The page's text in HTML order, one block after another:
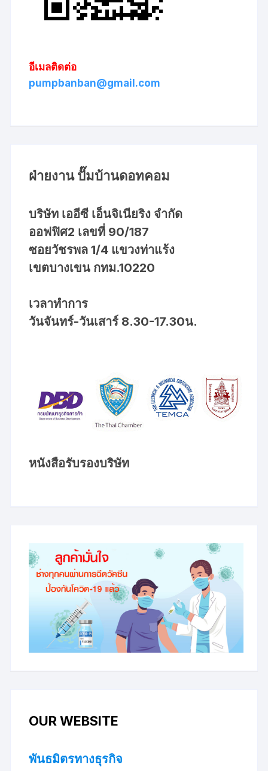
อีเมลติดต่อ
pumpbanban@gmail.com
ฝ่ายงาน ปั๊มบ้านดอทคอม
บริษัท เออีซี เอ็นจิเนียริง จำกัด
ออฟฟิศ2 เลขที่ 90/187
ซอยวัชรพล 1/4 แขวงท่าแร้ง
เขตบางเขน กทม.10220
เวลาทำการ
วันจันทร์-วันเสาร์ 8.30-17.30น.
หนังสือรับรองบริษัท
OUR WEBSITE
พันธมิตรทางธุรกิจ